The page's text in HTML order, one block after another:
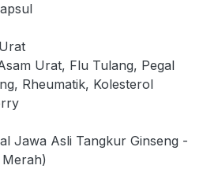
Urat, Flu Tulang, Pegal
Rheumatik, Kolesterol
Jawa Asli Tangkur Ginseng -